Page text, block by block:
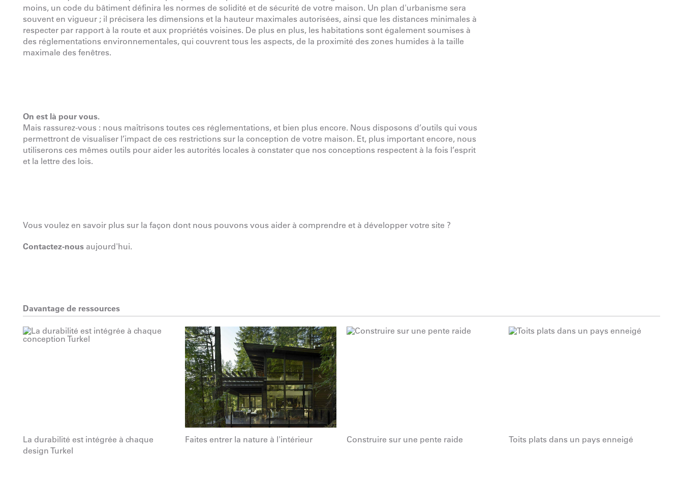
moins, un code du bâtiment définira les normes de solidité et de sécurité de votre maison. Un plan d'urbanisme sera
souvent en vigueur ; il précisera les dimensions et la hauteur maximales autorisées, ainsi que les distances minimales à
respecter par rapport à la route et aux propriétés voisines. De plus en plus, les habitations sont également soumises à
des réglementations environnementales, qui couvrent tous les aspects, de la proximité des zones humides à la taille
maximale des fenêtres.
On est là pour vous.
Mais rassurez-vous : nous maîtrisons toutes ces réglementations, et bien plus encore. Nous disposons d’outils qui vous
permettront de visualiser l’impact de ces restrictions sur la conception de votre maison. Et, plus important encore, nous
utiliserons ces mêmes outils pour aider les autorités locales à constater que nos conceptions respectent à la fois l’esprit
et la lettre des lois.
Vous voulez en savoir plus sur la façon dont nous pouvons vous aider à comprendre et à développer votre site ?
Contactez-nous aujourd'hui.
Davantage de ressources
La durabilité est intégrée à chaque
design Turkel
Faites entrer la nature à l'intérieur Construire sur une pente raide Toits plats dans un pays enneigé